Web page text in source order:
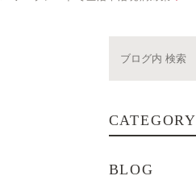
CATEGORY
BLOG